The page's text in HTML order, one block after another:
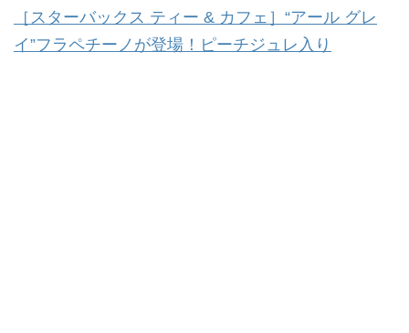
［スターバックス ティー & カフェ］“アール グレ
イ”フラペチーノが登場！ピーチジュレ入り